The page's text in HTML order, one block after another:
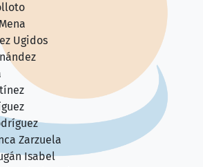
Ugidos
Zarzuela
Isabel